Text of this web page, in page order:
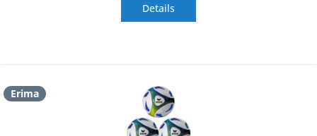
Details
Erima